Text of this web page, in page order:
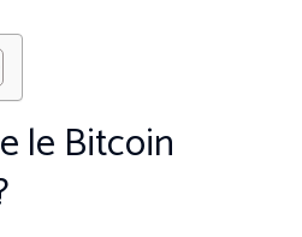
le Bitcoin